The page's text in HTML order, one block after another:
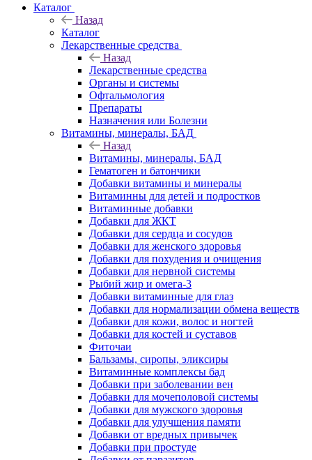
Каталог
Назад
Каталог
Лекарственные средства
Назад
Лекарственные средства
Органы и системы
Офтальмология
Препараты
Назначения или Болезни
Витамины, минералы, БАД
Назад
Витамины, минералы, БАД
Гематоген и батончики
Добавки витамины и минералы
Витаминны для детей и подростков
Витаминные добавки
Добавки для ЖКТ
Добавки для сердца и сосудов
Добавки для женского здоровья
Добавки для похудения и очищения
Добавки для нервной системы
Рыбий жир и омега-3
Добавки витаминные для глаз
Добавки для нормализации обмена веществ
Добавки для кожи, волос и ногтей
Добавки для костей и суставов
Фиточаи
Бальзамы, сиропы, эликсиры
Витаминные комплексы бад
Добавки при заболевании вен
Добавки для мочеполовой системы
Добавки для мужского здоровья
Добавки для улучшения памяти
Добавки от вредных привычек
Добавки при простуде